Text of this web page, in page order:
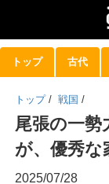
トップ 古代
トップ / 戦国 /
尾張の一勢
が、優秀な
2025/07/28